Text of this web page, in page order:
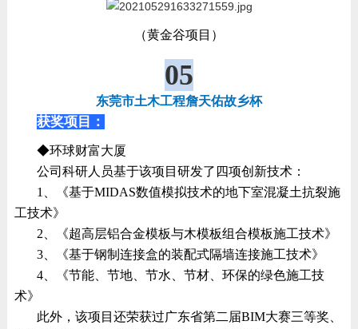
（黄金谷项目）
05
东莞市土木工程詹天佑故乡杯
获奖项目：
◆环球财富大厦
公司科研人员基于该项目研发了四项创新技术：
1、《基于MIDAS数值模拟技术的地下室混凝土抗裂施
工技术》
2、《超高层铝合金模板与木模板组合模板施工技术》
3、《基于钢制连接盒的装配式隔墙连接施工技术》
4、《节能、节地、节水、节材、环保的绿色施工技
术》
此外，该项目还荣获过广东省第二届BIM大赛三等奖、